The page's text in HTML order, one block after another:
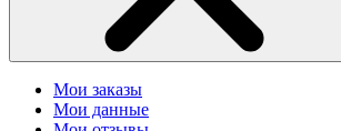
Мои заказы
Мои данные